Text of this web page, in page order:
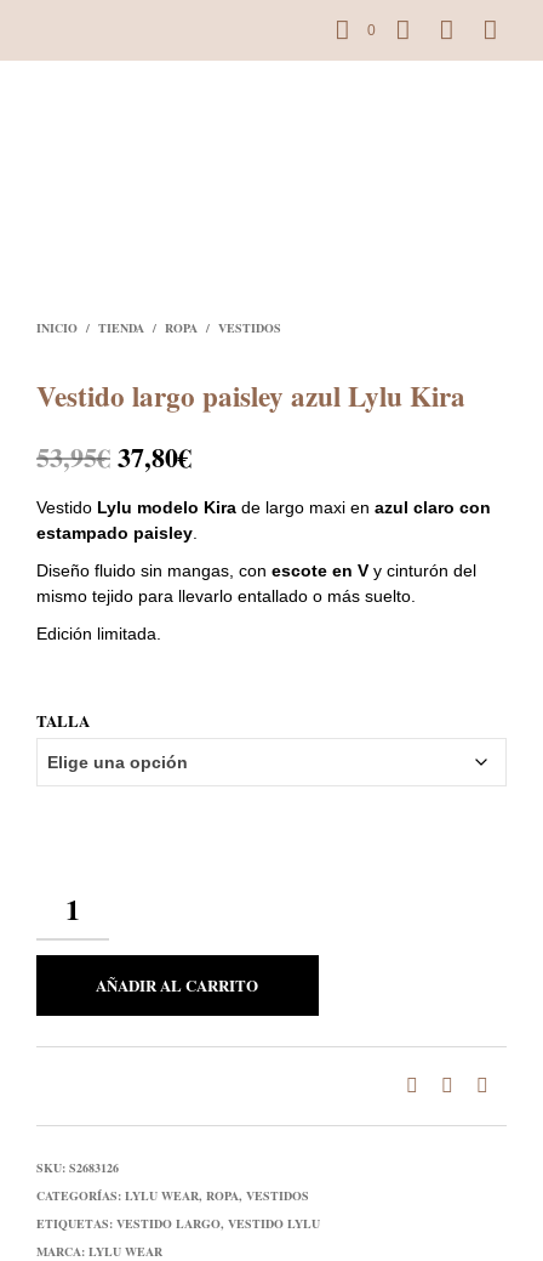
0
INICIO / TIENDA / ROPA / VESTIDOS
Vestido largo paisley azul Lylu Kira
53,95€El
precio
original
era:
53,95€.
37,80€El
precio
actual
es:
37,80€.
Vestido Lylu modelo Kira de largo maxi en azul claro con
estampado paisley
Diseño fluido sin mangas, con escote en V y cinturón del
mismo tejido para llevarlo entallado o más suelto.
Edición limitada.
TALLA
AÑADIR AL CARRITO
SKU: S2683126
CATEGORÍAS: LYLU WEAR, ROPA, VESTIDOS
ETIQUETAS: VESTIDO LARGO, VESTIDO LYLU
MARCA: LYLU WEAR